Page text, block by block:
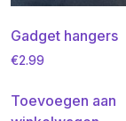
Gadget hangers
€2.99
Toevoegen aan